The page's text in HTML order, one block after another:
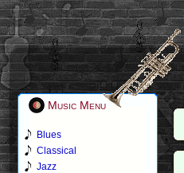
Music Menu
Blues
Classical
Jazz